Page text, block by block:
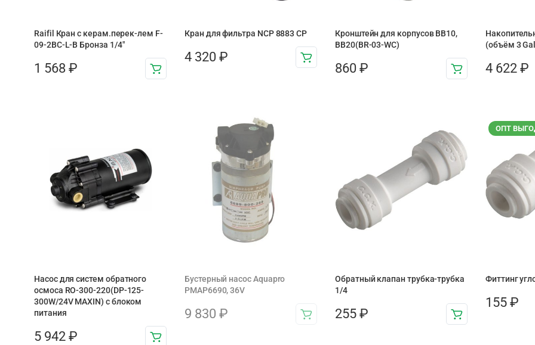
Raifil Кран с керам.перек-лем F-
09-2BC-L-B Бронза 1/4″
1 568 ₽
Кран для фильтра NCP 8883 CP
4 320 ₽
Кронштейн для корпусов BB10,
BB20(BR-03-WC)
860 ₽
(объём 3
4 622 ₽
Насос для систем обратного
осмоса RO-300-220(DP-125-
300W/24V MAXIN) с блоком
питания
5 942 ₽
Бустерный насос Aquapro
PMAP6690, 36V
9 830 ₽
Обратный клапан трубка-трубка
1/4
255 ₽
ОПТ
Фиттинг
155 ₽